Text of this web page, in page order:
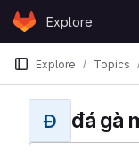
Skip to content
GitLabExplore
Explore Topics
Đ đá gà